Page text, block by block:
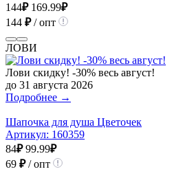
144₽ 169.99₽
144 ₽/ опт
ЛОВИ
Лови скидку! -30% весь август!
до 31 августа 2026
Подробнее →
Шапочка для душа Цветочек
Артикул: 160359
84₽ 99.99₽
69 ₽/ опт